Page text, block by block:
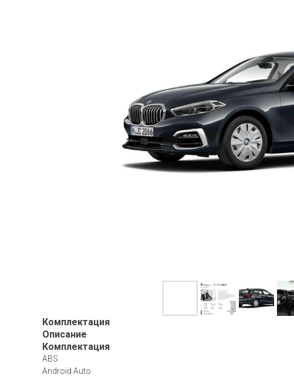
Комплектация
Описание
Комплектация
ABS
Android Auto